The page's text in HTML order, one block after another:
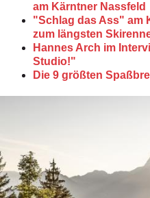
am Kärntner Nassfeld
"Schlag das Ass" am
zum längsten
Hannes Arch im
Studio!"
Die 9 größten